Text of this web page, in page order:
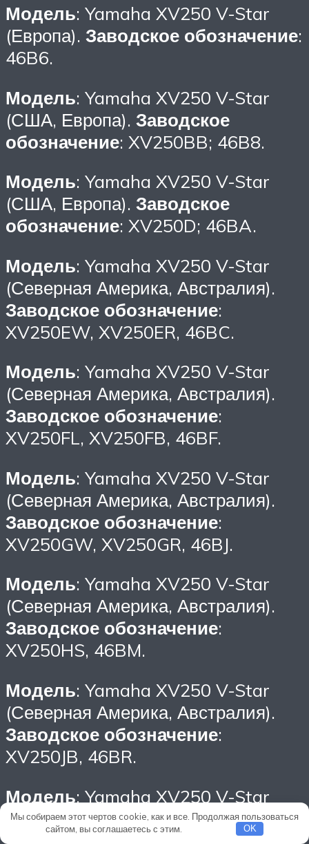
Модель: Yamaha XV250 V-Star
(Европа). Заводское обозначение:
46B6.
Модель: Yamaha XV250 V-Star
(США, Европа). Заводское
обозначение: XV250BB; 46B8.
Модель: Yamaha XV250 V-Star
(США, Европа). Заводское
обозначение: XV250D; 46BA.
Модель: Yamaha XV250 V-Star
(Северная Америка, Австралия).
Заводское обозначение:
XV250EW, XV250ER, 46BC.
Модель: Yamaha XV250 V-Star
(Северная Америка, Австралия).
Заводское обозначение:
XV250FL, XV250FB, 46BF.
Модель: Yamaha XV250 V-Star
(Северная Америка, Австралия).
Заводское обозначение:
XV250GW, XV250GR, 46BJ.
Модель: Yamaha XV250 V-Star
(Северная Америка, Австралия).
Заводское обозначение:
XV250HS, 46BM.
Модель: Yamaha XV250 V-Star
(Северная Америка, Австралия).
Заводское обозначение:
XV250JB, 46BR.
Модель: Yamaha XV250 V-Star
(Северная Америка, Австралия).
Мы собираем этот чертов cookie, как и все. Продолжая пользоваться
сайтом, вы соглашаетесь с этим.
OK